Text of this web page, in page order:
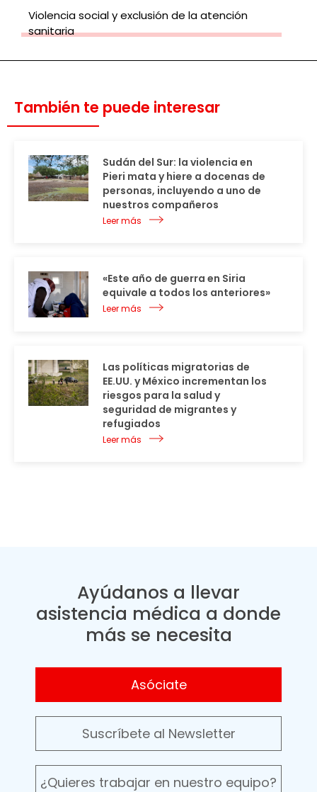
Violencia social y exclusión de la atención
sanitaria
También te puede interesar
Sudán del Sur: la violencia en
Pieri mata y hiere a docenas de
personas, incluyendo a uno de
nuestros compañeros
Leer más
«Este año de guerra en Siria
equivale a todos los anteriores»
Leer más
Las políticas migratorias de
EE.UU. y México incrementan los
riesgos para la salud y
seguridad de migrantes y
refugiados
Leer más
Ayúdanos a llevar
asistencia médica a donde
más se necesita
Asóciate
Suscríbete al Newsletter
¿Quieres trabajar en nuestro equipo?